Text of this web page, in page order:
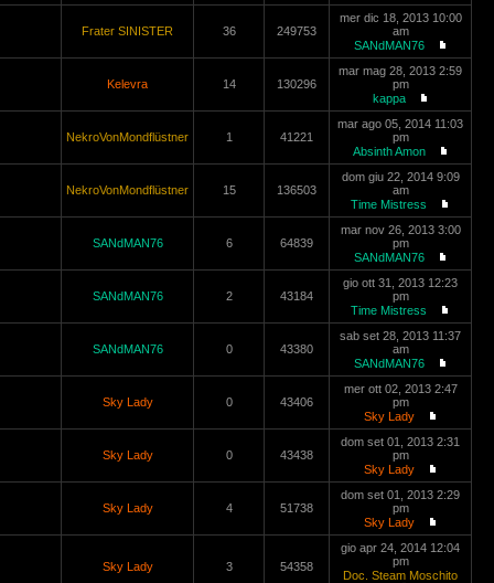
Frater SINISTER 36 249753
mer dic 18, 2013 10:00
am
SANdMAN76
Kelevra 14 130296
mar mag 28, 2013 2:59
pm
kappa
NekroVonMondflüstner 1 41221
mar ago 05, 2014 11:03
pm
Absinth Amon
NekroVonMondflüstner 15 136503
dom giu 22, 2014 9:09
am
Time Mistress
SANdMAN76 6 64839
mar nov 26, 2013 3:00
pm
SANdMAN76
SANdMAN76 2 43184
gio ott 31, 2013 12:23
pm
Time Mistress
SANdMAN76 0 43380
sab set 28, 2013 11:37
am
SANdMAN76
Sky Lady 0 43406
mer ott 02, 2013 2:47
pm
Sky Lady
Sky Lady 0 43438
dom set 01, 2013 2:31
pm
Sky Lady
Sky Lady 4 51738
dom set 01, 2013 2:29
pm
Sky Lady
Sky Lady 3 54358
gio apr 24, 2014 12:04
pm
Doc. Steam Moschito